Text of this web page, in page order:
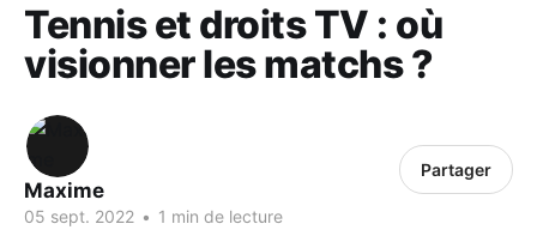
Tennis et droits TV : où
visionner les matchs ?
Maxime
05 sept. 2022 • 1 min de lecture
Partager